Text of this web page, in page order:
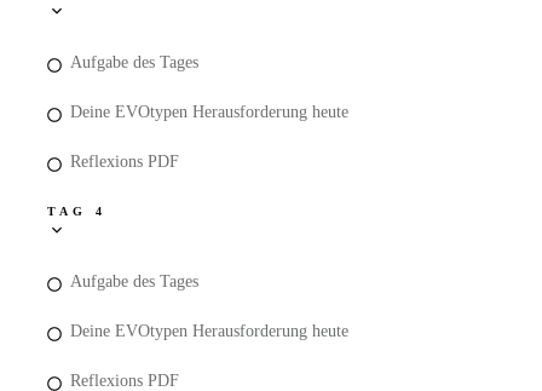
Aufgabe des Tages
Deine EVOtypen Herausforderung heute
Reflexions PDF
TAG 4
Aufgabe des Tages
Deine EVOtypen Herausforderung heute
Reflexions PDF